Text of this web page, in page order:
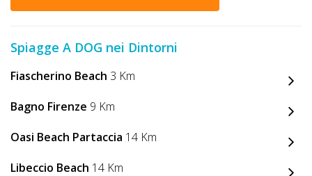
Spiagge A DOG nei Dintorni
Fiascherino Beach 3 Km
Bagno Firenze 9 Km
Oasi Beach Partaccia 14 Km
Libeccio Beach 14 Km